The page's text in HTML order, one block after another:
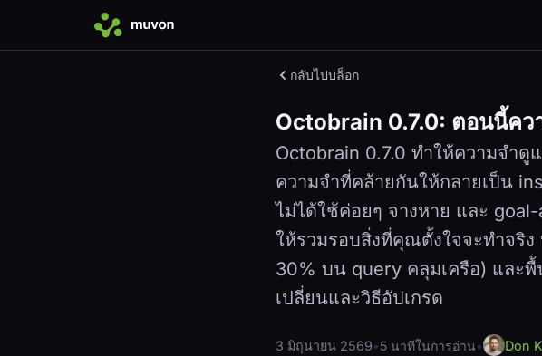
กลับไปบล็อก
Octobrain 0.7.0: ตอนนี้ค
Octobrain 0.7.0 ทำให้ความจำ
ความจำที่คล้ายกันให้กลายเป็น
ไม่ได้ใช้ค่อยๆ จางหาย และ
ให้รวมรอบสิ่งที่คุณตั้งใจจะทำจริง
30% บน query คลุมเครือ) และ
เปลี่ยนและวิธีอัปเกรด
3 มิถุนายน 2569•5 นาทีในการอ่าน• Don